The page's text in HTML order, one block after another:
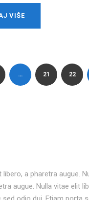
VIŠE
… 21 22
libero, a pharetra augue.
augue. Nulla vitae elit